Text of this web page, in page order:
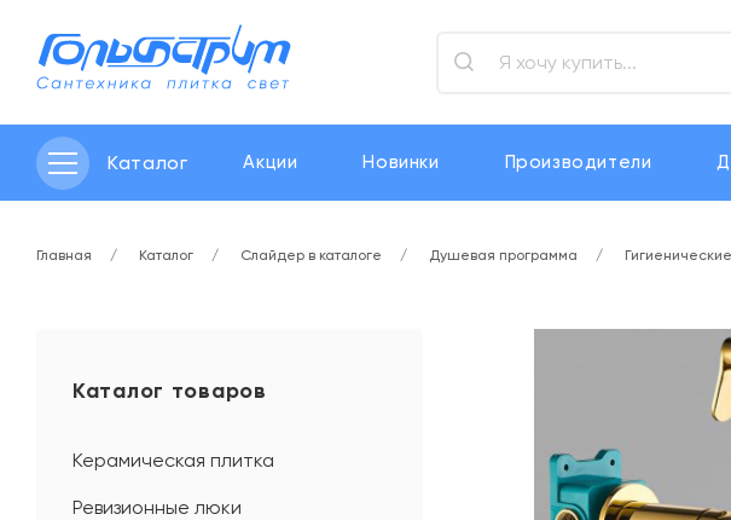
Каталог Акции Новинки Производители
Главная Каталог Слайдер в каталоге Душевая программа
Каталог товаров
Керамическая плитка
Ревизионные люки